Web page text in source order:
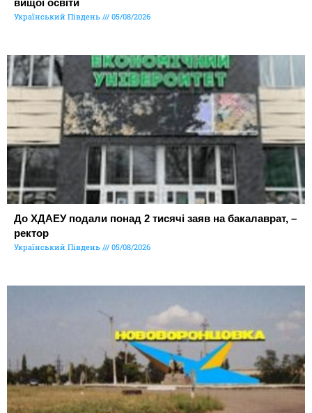
вищої освіти
Український Південь 05/08/2026
До ХДАЕУ подали понад 2 тисячі заяв на бакалаврат, –
ректор
Український Південь 05/08/2026